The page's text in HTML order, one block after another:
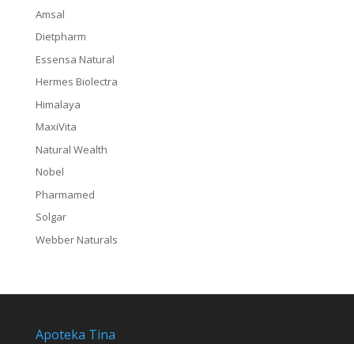
Amsal
Dietpharm
Essensa Natural
Hermes Biolectra
Himalaya
MaxiVita
Natural Wealth
Nobel
Pharmamed
Solgar
Webber Naturals
Apoteka Tina